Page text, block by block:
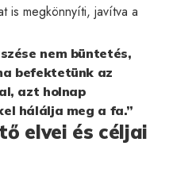
is megkönnyíti, javítva a
nem büntetés,
befektetünk az
azt holnap
hálálja meg a fa.”
elvei és céljai